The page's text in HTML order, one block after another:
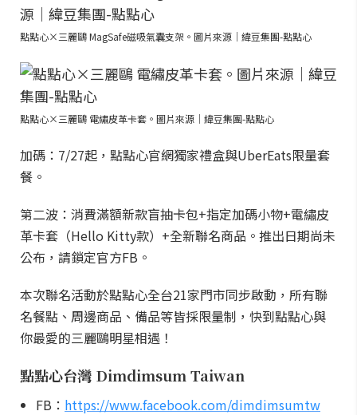
點點心×三麗鷗 MagSafe磁吸氣囊支架。圖片來源｜緯豆集團-點點心
點點心×三麗鷗 電繡皮革卡套。圖片來源｜緯豆集團-點點心
加碼：7/27起，點點心官網獨家禮盒與UberEats限量套
餐。
第二波：消費滿額新款盲抽卡包+指定加碼小物+電繡皮
革卡套（Hello Kitty款）+全新聯名商品。推出日期尚未
公布，請鎖定官方FB。
本次聯名活動於點點心全台21家門市同步啟動，所有聯
名餐點、周邊商品、備品等皆採限量制，快到點點心與
你最愛的三麗鷗明星相遇！
點點心台灣 Dimdimsum Taiwan
FB： https://www.facebook.com/dimdimsumtw